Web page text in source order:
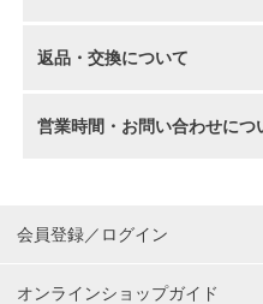
返品・交換について
営業時間・お問い合わせにつ
会員登録／ログイン
オンラインショップガイド